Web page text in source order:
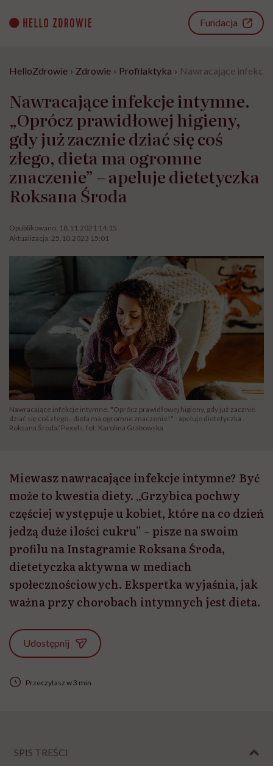
content
Fundacja
HelloZdrowie › Zdrowie › Profilaktyka › Nawracające infekcje
Nawracające infekcje intymne.
„Oprócz prawidłowej higieny,
gdy już zacznie dziać się coś
złego, dieta ma ogromne
znaczenie” – apeluje dietetyczka
Roksana Środa
Opublikowano: 18.11.2021 14:15
Aktualizacja: 25.10.2023 15:01
Nawracające infekcje intymne. "Oprócz prawidłowej higieny, gdy już zacznie
dziać się coś złego - dieta ma ogromne znaczenie!" - apeluje dietetyczka
Roksana Środa/ Pexels, fot. Karolina Grabowska
Miewasz nawracające infekcje intymne? Być
może to kwestia diety. „Grzybica pochwy
częściej występuje u kobiet, które na co dzień
jedzą duże ilości cukru” – pisze na swoim
profilu na Instagramie Roksana Środa,
dietetyczka aktywna w mediach
społecznościowych. Ekspertka wyjaśnia, jak
ważna przy chorobach intymnych jest dieta.
Udostępnij
Przeczytasz w 3 min
SPIS TREŚCI